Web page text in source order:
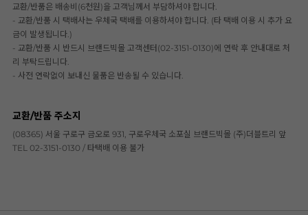
교환/반품은 배송비(6천원)을 고객님께서 부담하셔야 합니다.
- 교환/반품 시 택배사는 우체국 택배를 이용하셔야 합니다. (타 택배 이용 시 추가 요
금이 발생됩니다.)
- 교환/반품 시 반드시 브랜드빅몰 고객센터(02-3151-0130)에 연락 후 안내대로 처
리 부탁드립니다.
- 사전 연락없이 보내신 물품은 반송될 수 있습니다.
교환/반품 주소지
(08365) 서울 구로구 금오로 931, 구로우체국 소포실 브랜드빅몰 (주)더블트리 앞
TEL 02-3151-0130 / 타택배 이용 불가